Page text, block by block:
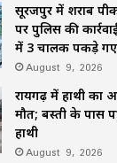
सूरजपुर में शराब
पर पुलिस की
में 3 चालक पकड़े गए
August 9, 2026
रायगढ़ में हाथी का
मौत; बस्ती के पास
हाथी
August 9, 2026